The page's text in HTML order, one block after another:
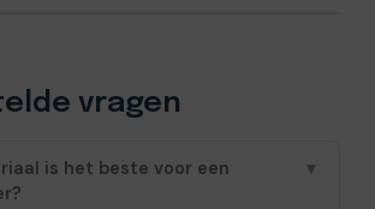
vragen
is het beste voor een
▼